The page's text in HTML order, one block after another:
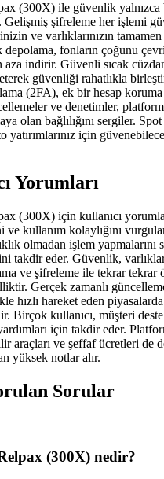
(300X) ile güvenlik
şifreleme her işlemi
ve varlıklarınızın tamamen
depolama, fonların çoğunu
aza indirir. Güvenli sıcak
güvenliği rahatlıkla
(2FA), ek bir hesap koruma
ve denetimler,
olan bağlılığını sergiler.
yatırımlarınız için
Yorumları
(300X) için kullanıcı
kullanım kolaylığını
olmadan işlem
takdir eder. Güvenlik,
ve şifreleme ile tekrar tekrar
Gerçek zamanlı
hızlı hareket eden
Birçok kullanıcı, müşteri
için takdir eder.
araçları ve şeffaf ücretleri de
yüksek notlar alır.
Sorular
(300X) nedir?